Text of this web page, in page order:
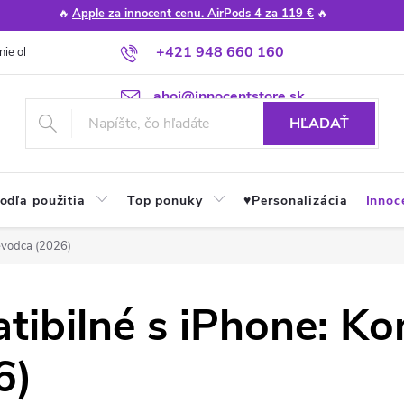
🔥 Apple za innocent cenu. AirPods 4 za 119 € 🔥
+421 948 660 160
ahoj@innocentstore.sk
obchodu Poradňa Apple návody a tipy
HĽADAŤ
použitia Top ponuky ♥︎Personalizácia
(2026)
s iPhone: